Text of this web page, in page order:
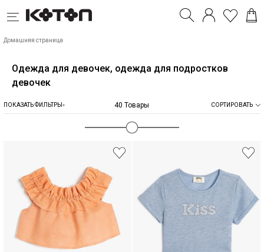
Одежда для девочек, одежда для подростков
девочек
Домашняя страница
ПОКАЗАТЬ ФИЛЬТРЫ 40 Товары СОРТИРОВАТЬ